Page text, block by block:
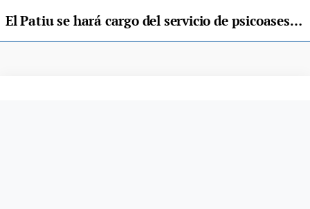
El Patiu se hará cargo del servicio de psicoasesoría juvenil de la Mancomunidad Llanes-Ribadedeva